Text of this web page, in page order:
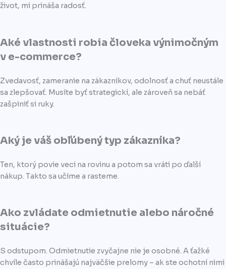
život, mi prináša radosť.
Aké vlastnosti robia človeka výnimočným
v e-commerce?
Zvedavosť, zameranie na zákazníkov, odolnosť a chuť neustále
sa zlepšovať. Musíte byť strategickí, ale zároveň sa nebáť
zašpiniť si ruky.
Aký je váš obľúbený typ zákazníka?
Ten, ktorý povie veci na rovinu a potom sa vráti po ďalší
nákup. Takto sa učíme a rasteme.
Ako zvládate odmietnutie alebo náročné
situácie?
S odstupom. Odmietnutie zvyčajne nie je osobné. A ťažké
chvíle často prinášajú najväčšie prelomy – ak ste ochotní nimi